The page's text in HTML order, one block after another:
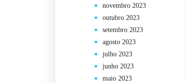
novembro 2023
outubro 2023
setembro 2023
agosto 2023
julho 2023
junho 2023
maio 2023